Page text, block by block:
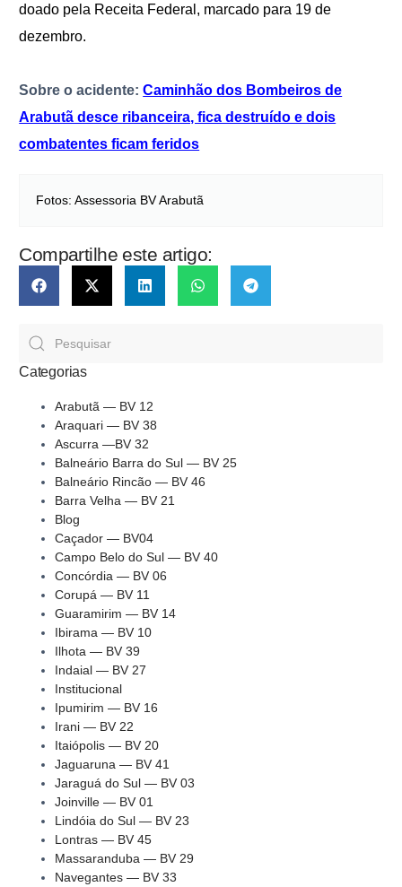
doado pela Receita Federal, marcado para 19 de
dezembro.
Sobre o acidente: Caminhão dos Bombeiros de
Arabutã desce ribanceira, fica destruído e dois
combatentes ficam feridos
Fotos: Assessoria BV Arabutã
Compartilhe este artigo:
Categorias
Arabutã — BV 12
Araquari — BV 38
Ascurra —BV 32
Balneário Barra do Sul — BV 25
Balneário Rincão — BV 46
Barra Velha — BV 21
Blog
Caçador — BV04
Campo Belo do Sul — BV 40
Concórdia — BV 06
Corupá — BV 11
Guaramirim — BV 14
Ibirama — BV 10
Ilhota — BV 39
Indaial — BV 27
Institucional
Ipumirim — BV 16
Irani — BV 22
Itaiópolis — BV 20
Jaguaruna — BV 41
Jaraguá do Sul — BV 03
Joinville — BV 01
Lindóia do Sul — BV 23
Lontras — BV 45
Massaranduba — BV 29
Navegantes — BV 33